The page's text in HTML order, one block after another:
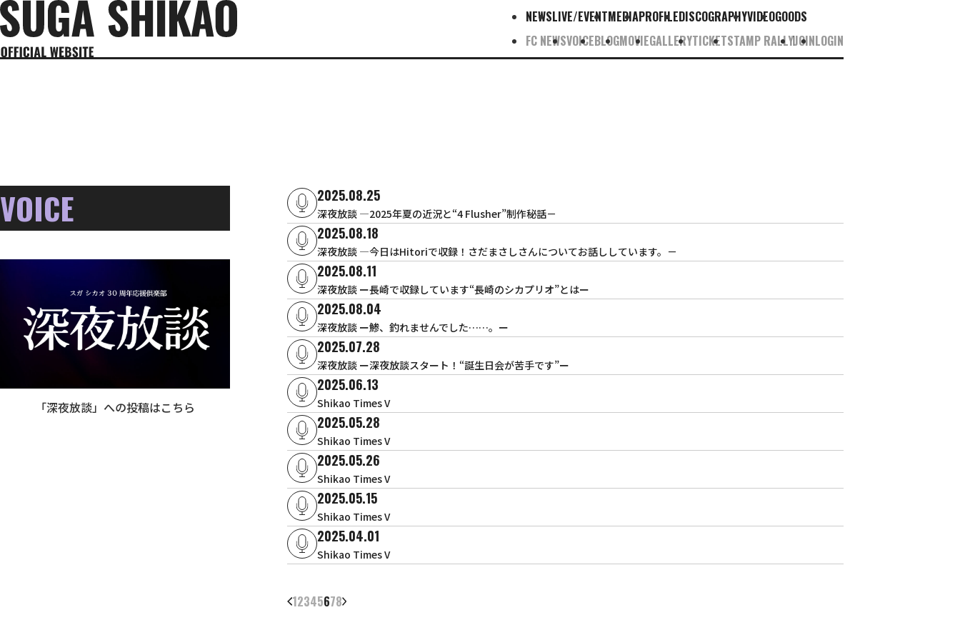
NEWSLIVE/EVENTMEDIAPROFILEDISCOGRAPHYVIDEOGOODS
FC NEWSVOICEBLOGMOVIEGALLERYTICKETSTAMP RALLYJOINLOGIN
VOICE
「深夜放談」への投稿はこちら
2025.08.25
深夜放談 ―2025年夏の近況と“4 Flusher”制作秘話－
2025.08.18
深夜放談 ―今日はHitoriで収録！さだまさしさんについてお話ししています。－
2025.08.11
深夜放談 ー長崎で収録しています“長崎のシカプリオ”とはー
2025.08.04
深夜放談 ー鯵、釣れませんでした……。ー
2025.07.28
深夜放談 ー深夜放談スタート！“誕生日会が苦手です”ー
2025.06.13
Shikao Times V
2025.05.28
Shikao Times V
2025.05.26
Shikao Times V
2025.05.15
Shikao Times V
2025.04.01
Shikao Times V
12345678